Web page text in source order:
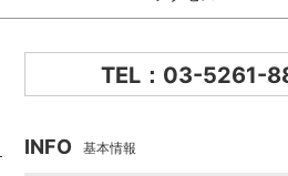
TEL：03-5261-
INFO 基本情報